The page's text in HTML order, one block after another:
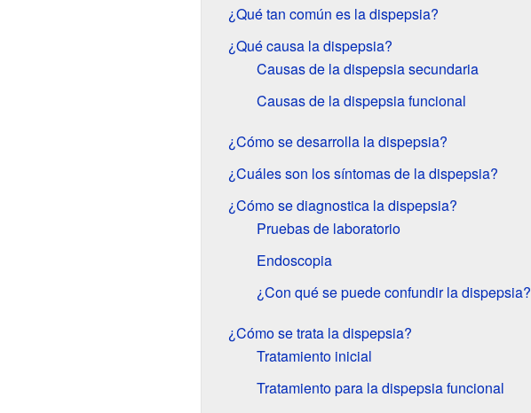
¿Qué tan común es la dispepsia?
¿Qué causa la dispepsia?
Causas de la dispepsia secundaria
Causas de la dispepsia funcional
¿Cómo se desarrolla la dispepsia?
¿Cuáles son los síntomas de la dispepsia?
¿Cómo se diagnostica la dispepsia?
Pruebas de laboratorio
Endoscopia
¿Con qué se puede confundir la dispepsia?
¿Cómo se trata la dispepsia?
Tratamiento inicial
Tratamiento para la dispepsia funcional